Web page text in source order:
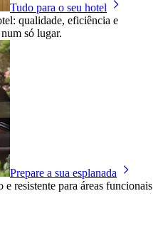
Tudo para o seu hotel
qualidade, eficiência e
só lugar.
Prepare a sua esplanada
resistente para áreas funcionais